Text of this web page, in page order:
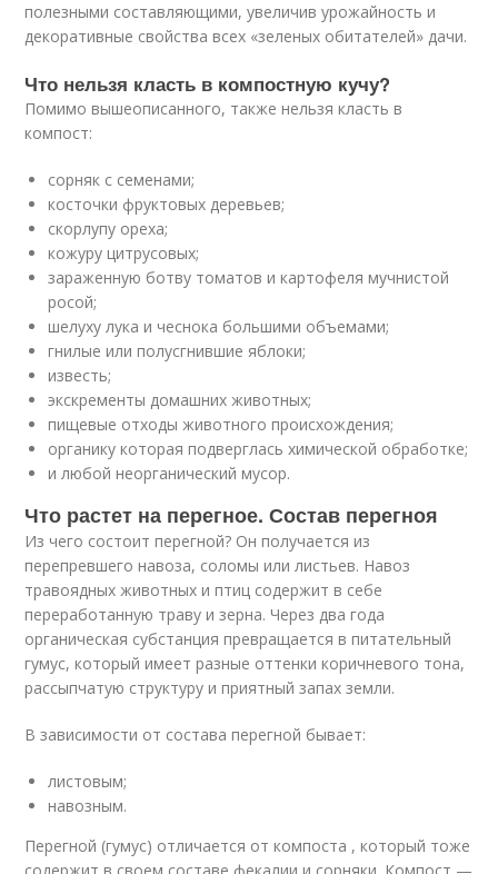
полезными составляющими, увеличив урожайность и
декоративные свойства всех «зеленых обитателей» дачи.
Что нельзя класть в компостную кучу?
Помимо вышеописанного, также нельзя класть в
компост:
сорняк с семенами;
косточки фруктовых деревьев;
скорлупу ореха;
кожуру цитрусовых;
зараженную ботву томатов и картофеля мучнистой
росой;
шелуху лука и чеснока большими объемами;
гнилые или полусгнившие яблоки;
известь;
экскременты домашних животных;
пищевые отходы животного происхождения;
органику которая подверглась химической обработке;
и любой неорганический мусор.
Что растет на перегное. Состав перегноя
Из чего состоит перегной? Он получается из
перепревшего навоза, соломы или листьев. Навоз
травоядных животных и птиц содержит в себе
переработанную траву и зерна. Через два года
органическая субстанция превращается в питательный
гумус, который имеет разные оттенки коричневого тона,
рассыпчатую структуру и приятный запах земли.
В зависимости от состава перегной бывает:
листовым;
навозным.
Перегной (гумус) отличается от компоста , который тоже